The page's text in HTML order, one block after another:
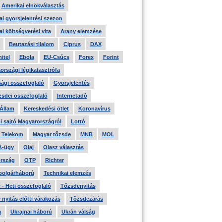
Amerikai elnökválasztás
gyorsjelentési szezon
költségvetési vita Arany elemzése
Beutazási tilalom Ciprus DAX
Ebola EU-Csúcs Forex Forint
légikatasztrófa
összefoglaló Gyorsjelentés
összefoglaló Internetadó
Kereskedési ötlet Koronavírus
sajtó Magyarországról Lottó
Telekom Magyar tőzsde MNB MOL
ügy Olaj Olasz választás
OTP Richter
Technikai elemzés
- Heti összefoglaló Tőzsdenyitás
nyitás előtti várakozás Tőzsdezárás
Ukrajnai háború Ukrán válság